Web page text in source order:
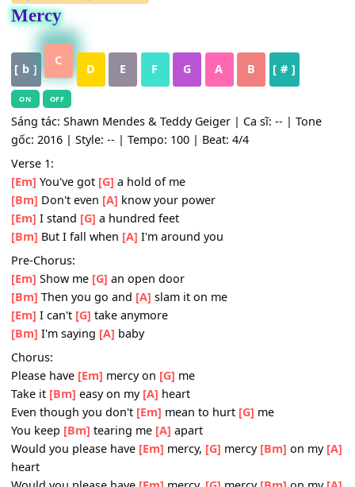
HỢP ÂM,Nhạc Quốc Tế
Mercy
[ b ]
C
D E F G A [ # ]
OFF
Sáng tác: Shawn Mendes & Teddy Geiger | Ca sĩ: -- |
gốc: 2016 | Style: -- | Tempo: 100 | Beat: 4/4
Verse 1:
[Em] You've got[G]a hold of me
[Bm]Don't even
[Em]I stand[G]a hundred feet
[Bm] But I fall when [A] I'm around you
Pre-Chorus:
[Em]
[Bm]Then you go and[A]slam it on me
[Em]I can't[G]take anymore
[Bm]I'm saying[A]baby
Chorus:
Please have[Em]mercy on[G]me
Take it
[Bm] easy on my